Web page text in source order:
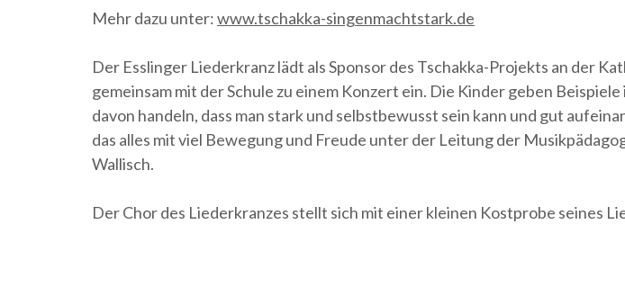
Mehr dazu unter:www.tschakka-singenmachtstark.de
Der Esslinger Liederkranz lädt als Sponsor des Tschakka-Projekts an der
gemeinsam mit der Schule zu einem Konzert ein. Die Kinder geben
davon handeln, dass man stark und selbstbewusst sein kann und gut
das alles mit viel Bewegung und Freude unter der Leitung der
Wallisch.
Der Chor des Liederkranzes stellt sich mit einer kleinen Kostprobe seines